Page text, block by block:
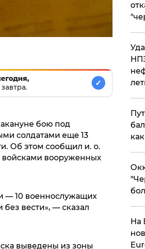
✓
бою под
солдатами еще 13
Об этом сообщил и. о.
вооруженных
— 10 военнослужащих
вести», — сказал
выведены из зоны
На